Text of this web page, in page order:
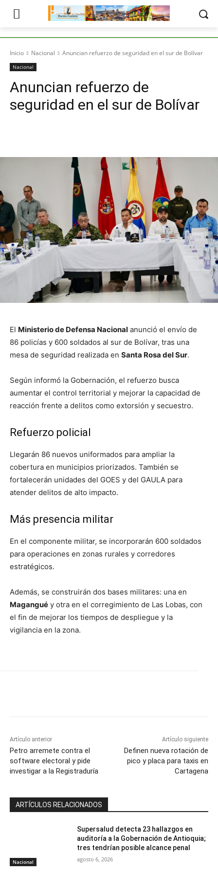
Inicio Nacional Anuncian refuerzo de seguridad en el sur de Bolívar
Nacional
Anuncian refuerzo de
seguridad en el sur de Bolívar
El Ministerio de Defensa Nacional anunció el envío de
86 policías y 600 soldados al sur de Bolívar, tras una
mesa de seguridad realizada en Santa Rosa del Sur.
Según informó la Gobernación, el refuerzo busca
aumentar el control territorial y mejorar la capacidad de
reacción frente a delitos como extorsión y secuestro.
Refuerzo policial
Llegarán 86 nuevos uniformados para ampliar la
cobertura en municipios priorizados. También se
fortalecerán unidades del GOES y del GAULA para
atender delitos de alto impacto.
Más presencia militar
En el componente militar, se incorporarán 600 soldados
para operaciones en zonas rurales y corredores
estratégicos.
Además, se construirán dos bases militares: una en
Magangué y otra en el corregimiento de Las Lobas, con
el fin de mejorar los tiempos de despliegue y la
vigilancia en la zona.
Artículo anterior
Petro arremete contra el
software electoral y pide
investigar a la Registraduría
Artículo siguiente
Definen nueva rotación de
pico y placa para taxis en
Cartagena
ARTÍCULOS RELACIONADOS
Nacional
Supersalud detecta 23 hallazgos en
auditoría a la Gobernación de Antioquia;
tres tendrían posible alcance penal
agosto 6, 2026